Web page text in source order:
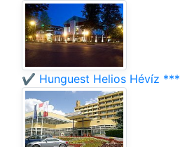
✔️ Hunguest Helios Hévíz ***